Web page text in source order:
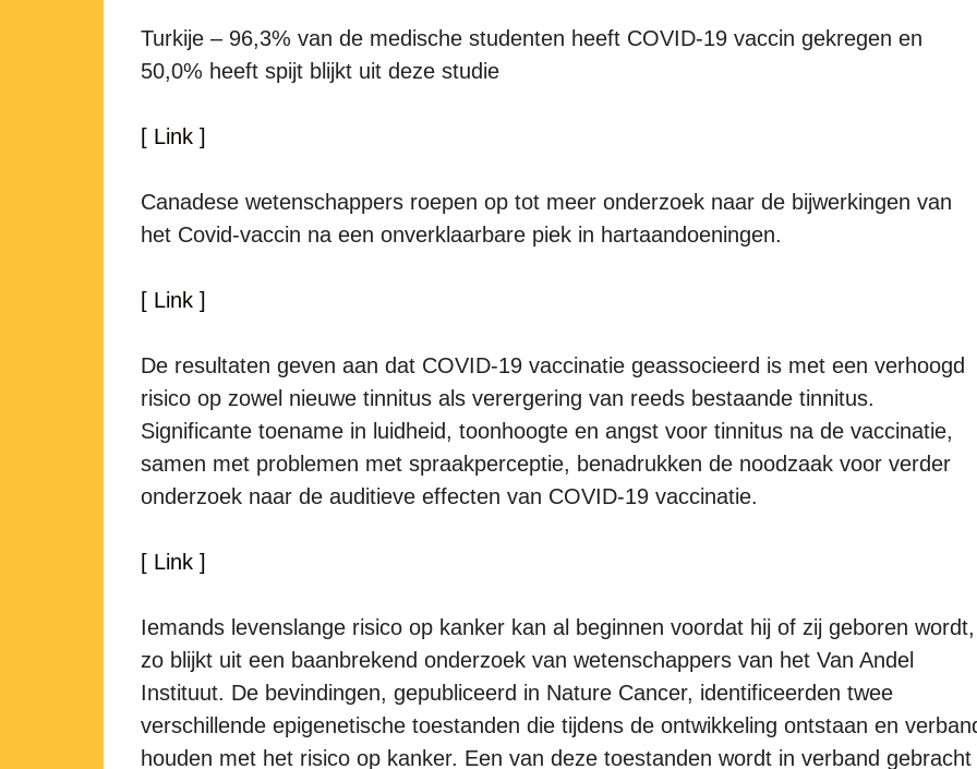
Turkije – 96,3% van de medische studenten heeft COVID-19 vaccin gekregen en
50,0% heeft spijt blijkt uit deze studie
[ Link ]
Canadese wetenschappers roepen op tot meer onderzoek naar de bijwerkingen van
het Covid-vaccin na een onverklaarbare piek in hartaandoeningen.
[ Link ]
De resultaten geven aan dat COVID-19 vaccinatie geassocieerd is met een verhoogd
risico op zowel nieuwe tinnitus als verergering van reeds bestaande tinnitus.
Significante toename in luidheid, toonhoogte en angst voor tinnitus na de vaccinatie,
samen met problemen met spraakperceptie, benadrukken de noodzaak voor verder
onderzoek naar de auditieve effecten van COVID-19 vaccinatie.
[ Link ]
Iemands levenslange risico op kanker kan al beginnen voordat hij of zij geboren wordt,
zo blijkt uit een baanbrekend onderzoek van wetenschappers van het Van Andel
Instituut. De bevindingen, gepubliceerd in Nature Cancer, identificeerden twee
verschillende epigenetische toestanden die tijdens de ontwikkeling ontstaan en
houden met het risico op kanker. Een van deze toestanden wordt in verband gebracht